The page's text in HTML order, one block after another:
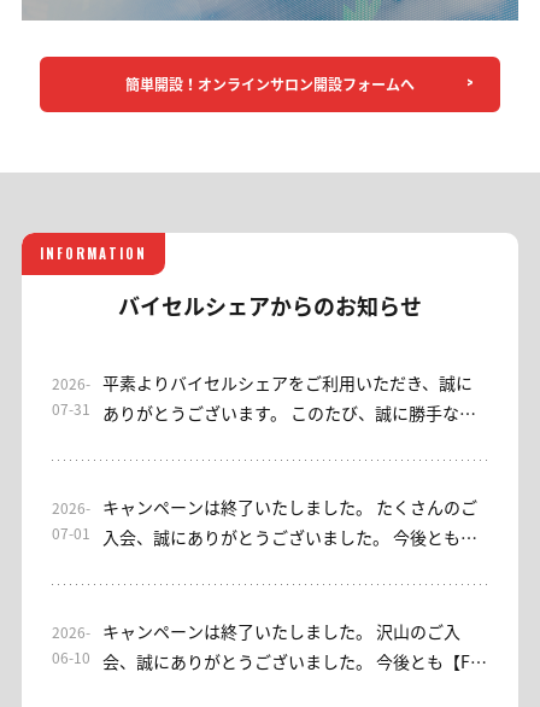
簡単開設！オンラインサロン開設フォームへ
INFORMATION
バイセルシェアからのお知らせ
2026-
07-31
平素よりバイセルシェアをご利用いただき、誠に
ありがとうございます。 このたび、誠に勝手なが
いただきました皆さまに、心より御礼申し上げま
す。 なお、EAをご利用いただけるサブスクリプシ
検討ください。 これまでご利用いただき、誠にあ
りがとうございました。今後ともバイセルシェア
2026-
07-01
キャンペーンは終了いたしました。 たくさんのご
入会、誠にありがとうございました。 今後とも、
なっております。 【みっちゃん日本株サロン】入
会キャンペーンを実施しております。 [入会キャン
2026-
06-10
キャンペーンは終了いたしました。 沢山のご入
会、誠にありがとうございました。 今後とも【FX